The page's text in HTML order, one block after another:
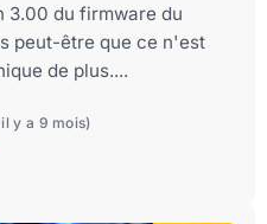
3.00 du firmware du
peut-être que ce n'est
de plus....
y a 9 mois)